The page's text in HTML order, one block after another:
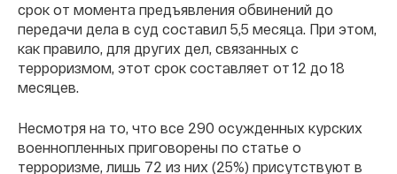
срок от момента предъявления обвинений до
передачи дела в суд составил 5,5 месяца. При этом,
как правило, для других дел, связанных с
терроризмом, этот срок составляет от 12 до 18
месяцев.
Несмотря на то, что все 290 осужденных курских
военнопленных приговорены по статье о
терроризме, лишь 72 из них (25%) присутствуют в